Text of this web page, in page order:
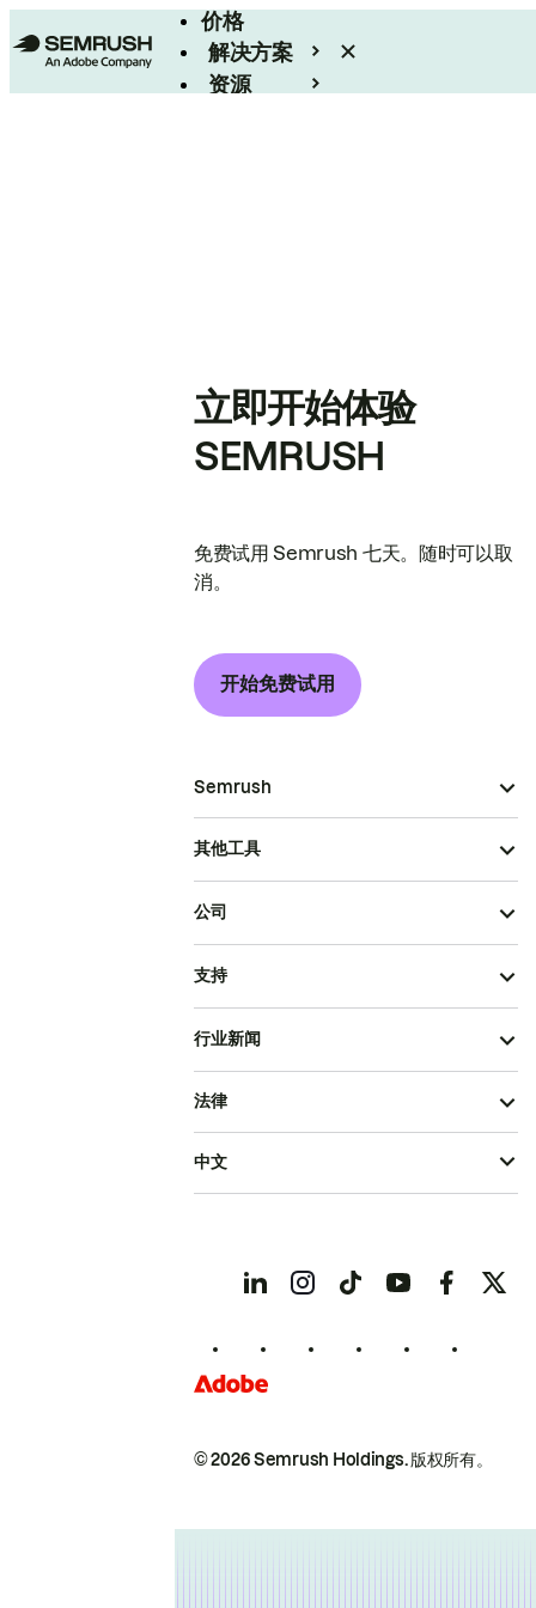
价格
解决方案
资源
立即开始体验
SEMRUSH
免费试用 Semrush 七天。随时可以取
消。
开始免费试用
Semrush
其他工具
公司
支持
行业新闻
© 2026 Semrush Holdings.版权所有。
法律
中文